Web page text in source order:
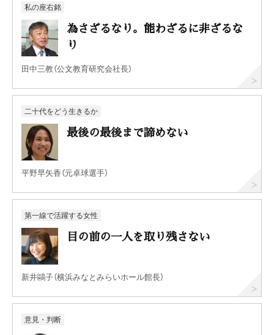
私の座右銘
為さざるなり。能わざるに非ざるな
り
田中三教（公文教育研究会社長）
二十代をどう生きるか
最後の最後まで諦めない
平野早矢香（元卓球選手）
第一線で活躍する女性
目の前の一人を取り残さない
新井鷗子（横浜みなとみらいホール館長）
意見・判断